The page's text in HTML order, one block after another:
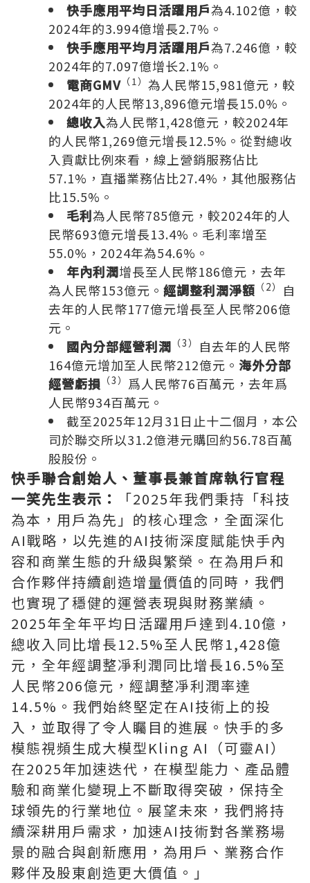
快手應用平均日活躍用戶為4.102億，較
2024年的3.994億增長2.7%。
快手應用平均月活躍用戶為7.246億，較
2024年的7.097億增长2.1%。
電商GMV （1） 為人民幣15,981億元，較
2024年的人民幣13,896億元增長15.0%。
總收入為人民幣1,428億元，較2024年
的人民幣1,269億元增長12.5%。從對總收
入貢獻比例來看，線上營銷服務佔比
57.1%，直播業務佔比27.4%，其他服務佔
比15.5%。
毛利為人民幣785億元，較2024年的人
民幣693億元增長13.4%。毛利率增至
55.0%，2024年為54.6%。
年內利潤增長至人民幣186億元，去年
為人民幣153億元。 經調整利潤淨額 （2）
自
去年的人民幣177億元增長至人民幣206億
元。
國內分部經營利潤 （3）
自去年的人民幣
164億元增加至人民幣212億元。 海外分部
經營虧損 （3） 爲人民幣76百萬元，去年爲
人民幣934百萬元。
截至2025年12月31日止十二個月，本公
司於聯交所以31.2億港元購回約56.78百萬
股股份。
快手聯合創始人、董事長兼首席執行官程
一笑先生表示：
「2025年我們秉持「科技
為本，用戶為先」的核心理念，全面深化
AI戰略，以先進的AI技術深度賦能快手內
容和商業生態的升級與繁榮。在為用戶和
合作夥伴持續創造增量價值的同時，我們
也實現了穩健的運營表現與財務業績。
2025年全年平均日活躍用戶達到4.10億，
總收入同比增長12.5%至人民幣1,428億
元，全年經調整凈利潤同比增長16.5%至
人民幣206億元，經調整凈利潤率達
14.5%。我們始終堅定在AI技術上的投
入，並取得了令人矚目的進展。快手的多
模態視頻生成大模型Kling AI（可靈AI）
在2025年加速迭代，在模型能力、產品體
驗和商業化變現上不斷取得突破，保持全
球領先的行業地位。展望未來，我們將持
續深耕用戶需求，加速AI技術對各業務場
景的融合與創新應用，為用戶、業務合作
夥伴及股東創造更大價值。」